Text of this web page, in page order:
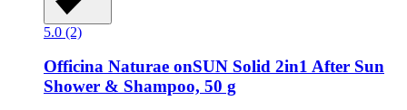
5.0 (2)
Officina Naturae onSUN Solid 2in1 After Sun
Shower & Shampoo, 50 g